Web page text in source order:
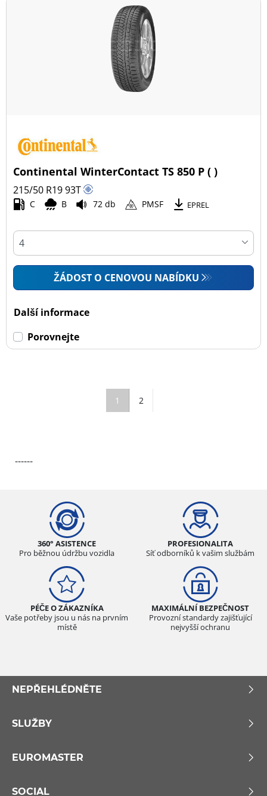
Continental WinterContact TS 850 P ( )
215/50 R1993T
C B 72 db PMSF EPREL
ŽÁDOST O CENOVOU NABÍDKU
Další informace
Porovnejte
1 2
------
360° ASISTENCE
Pro běžnou údržbu vozidla
PROFESIONALITA
Síť odborníků k vašim službám
PÉČE O ZÁKAZNÍKA
Vaše potřeby jsou u nás na prvním
místě
MAXIMÁLNÍ BEZPEČNOST
Provozní standardy zajišťující
nejvyšší ochranu
NEPŘEHLÉDNĚTE
SLUŽBY
EUROMASTER
SOCIAL